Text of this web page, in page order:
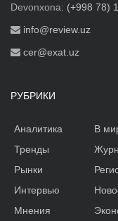
Devonxona: (+998 78)
info@review.uz
cer@exat.uz
РУБРИКИ
Аналитика
Тренды
Рынки
Интервью
Мнения
В